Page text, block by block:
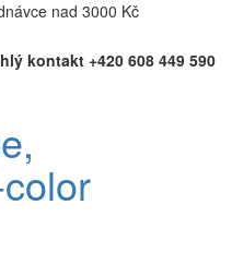
nad 3000 Kč
kontakt +420 608 449 590